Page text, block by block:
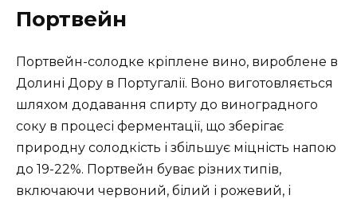
Портвейн
Портвейн-солодке кріплене вино, вироблене в
Долині Дору в Португалії. Воно виготовляється
шляхом додавання спирту до виноградного
соку в процесі ферментації, що зберігає
природну солодкість і збільшує міцність напою
до 19-22%. Портвейн буває різних типів,
включаючи червоний, білий і рожевий, і